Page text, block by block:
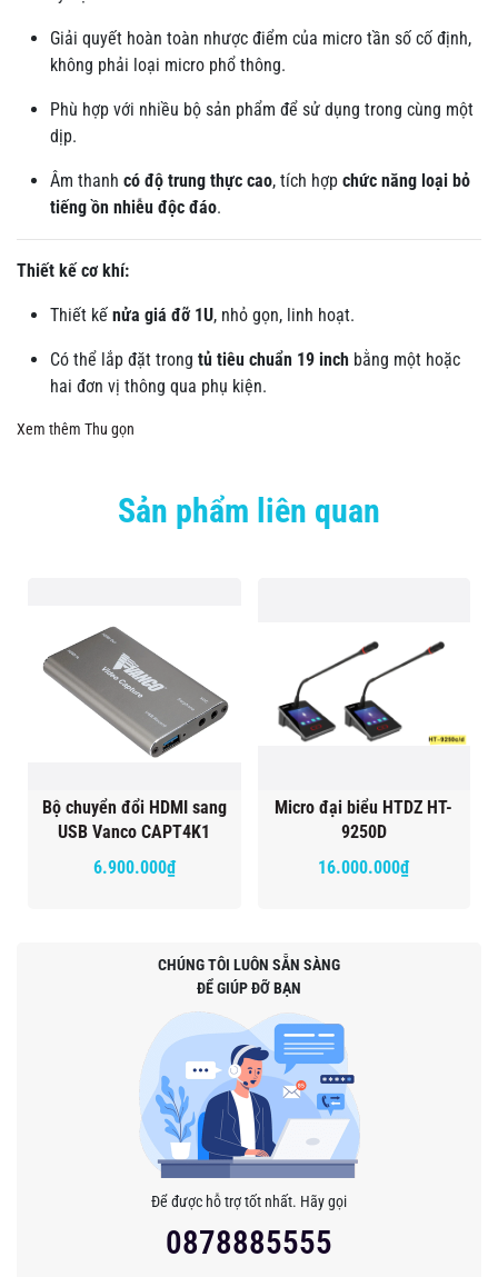
Giải quyết hoàn toàn nhược điểm của micro tần số cố định,
không phải loại micro phổ thông.
Phù hợp với nhiều bộ sản phẩm để sử dụng trong cùng một
dịp.
Âm thanh có độ trung thực cao, tích hợp chức năng loại bỏ
tiếng ồn nhiễu độc đáo.
Thiết kế cơ khí:
Thiết kế nửa giá đỡ 1U, nhỏ gọn, linh hoạt.
Có thể lắp đặt trong tủ tiêu chuẩn 19 inch bằng một hoặc
hai đơn vị thông qua phụ kiện.
Xem thêm Thu gọn
Sản phẩm liên quan
Bộ chuyển đổi HDMI sang
USB Vanco CAPT4K1
6.900.000₫
Micro đại biểu HTDZ HT-
9250D
16.000.000₫
CHÚNG TÔI LUÔN SẴN SÀNG
ĐỂ GIÚP ĐỠ BẠN
Để được hỗ trợ tốt nhất. Hãy gọi
0878885555